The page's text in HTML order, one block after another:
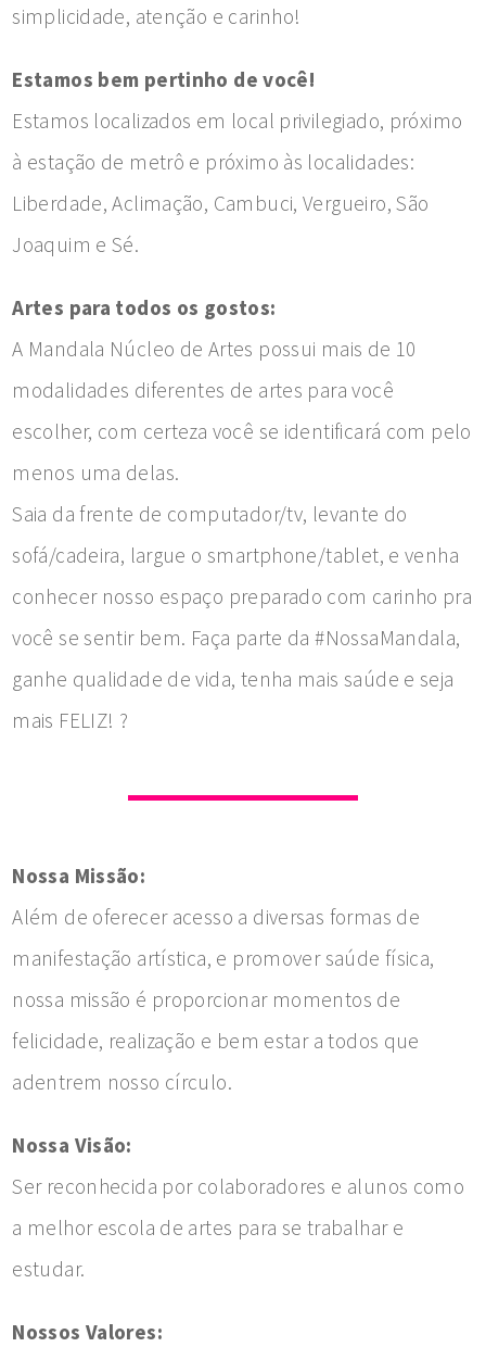
simplicidade, atenção e carinho!
Estamos bem pertinho de você!
Estamos localizados em local privilegiado, próximo
à estação de metrô e próximo às localidades:
Liberdade, Aclimação, Cambuci, Vergueiro, São
Joaquim e Sé.
Artes para todos os gostos:
A Mandala Núcleo de Artes possui mais de 10
modalidades diferentes de artes para você
escolher, com certeza você se identificará com pelo
menos uma delas.
Saia da frente de computador/tv, levante do
sofá/cadeira, largue o smartphone/tablet, e venha
conhecer nosso espaço preparado com carinho pra
você se sentir bem. Faça parte da #NossaMandala,
ganhe qualidade de vida, tenha mais saúde e seja
mais FELIZ! ?
Nossa Missão:
Além de oferecer acesso a diversas formas de
manifestação artística, e promover saúde física,
nossa missão é proporcionar momentos de
felicidade, realização e bem estar a todos que
adentrem nosso círculo.
Nossa Visão:
Ser reconhecida por colaboradores e alunos como
a melhor escola de artes para se trabalhar e
estudar.
Nossos Valores: